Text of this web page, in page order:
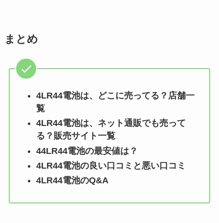
まとめ
4LR44電池は、どこに売ってる？店舗一
覧
4LR44電池は、ネット通販でも売って
る？販売サイト一覧
44LR44電池の最安値は？
4LR44電池の良い口コミと悪い口コミ
4LR44電池のQ&A